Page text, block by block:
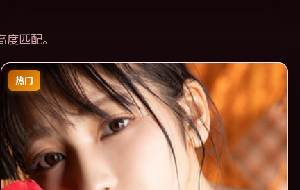
度匹配。
热门